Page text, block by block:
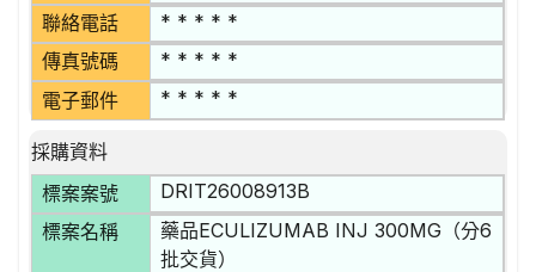
聯絡電話 * * * * *
傳真號碼 * * * * *
電子郵件 * * * * *
採購資料
標案案號
DRIT26008913B
標案名稱
藥品ECULIZUMAB INJ 300MG（分6
批交貨）